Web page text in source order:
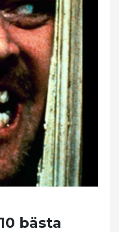
bästa